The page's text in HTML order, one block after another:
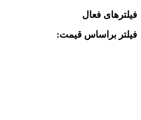
فیلترهای فعال
فیلتر براساس قیمت: